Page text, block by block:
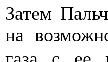
Затем
на